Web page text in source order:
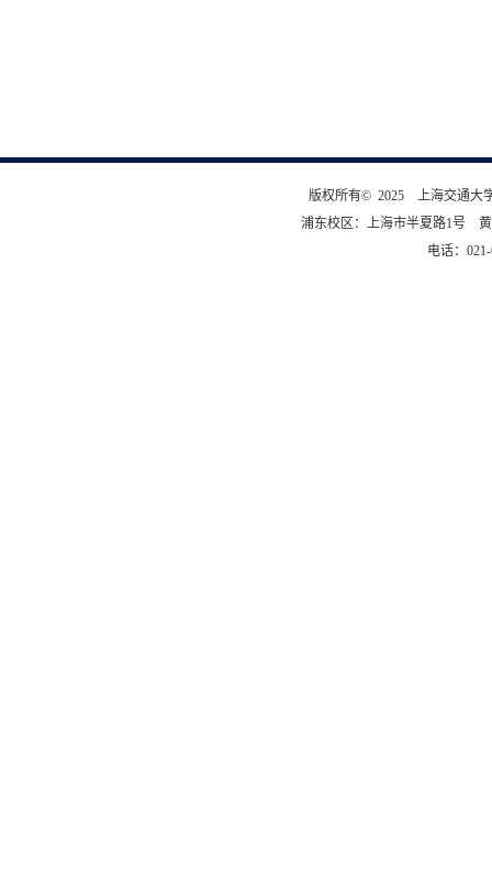
版权所有© 2025 上海交通大
浦东校区：上海市半夏路1号
电话：